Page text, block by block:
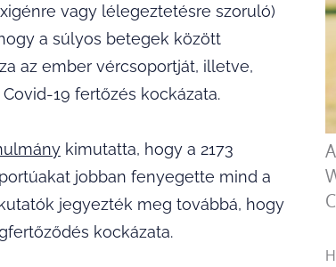
vagy lélegeztetésre szoruló)
a súlyos betegek között
az ember vércsoportját, illetve,
19 fertőzés kockázata.
kimutatta, hogy a 2173
jobban fenyegette mind a
jegyezték meg továbbá, hogy
kockázata.